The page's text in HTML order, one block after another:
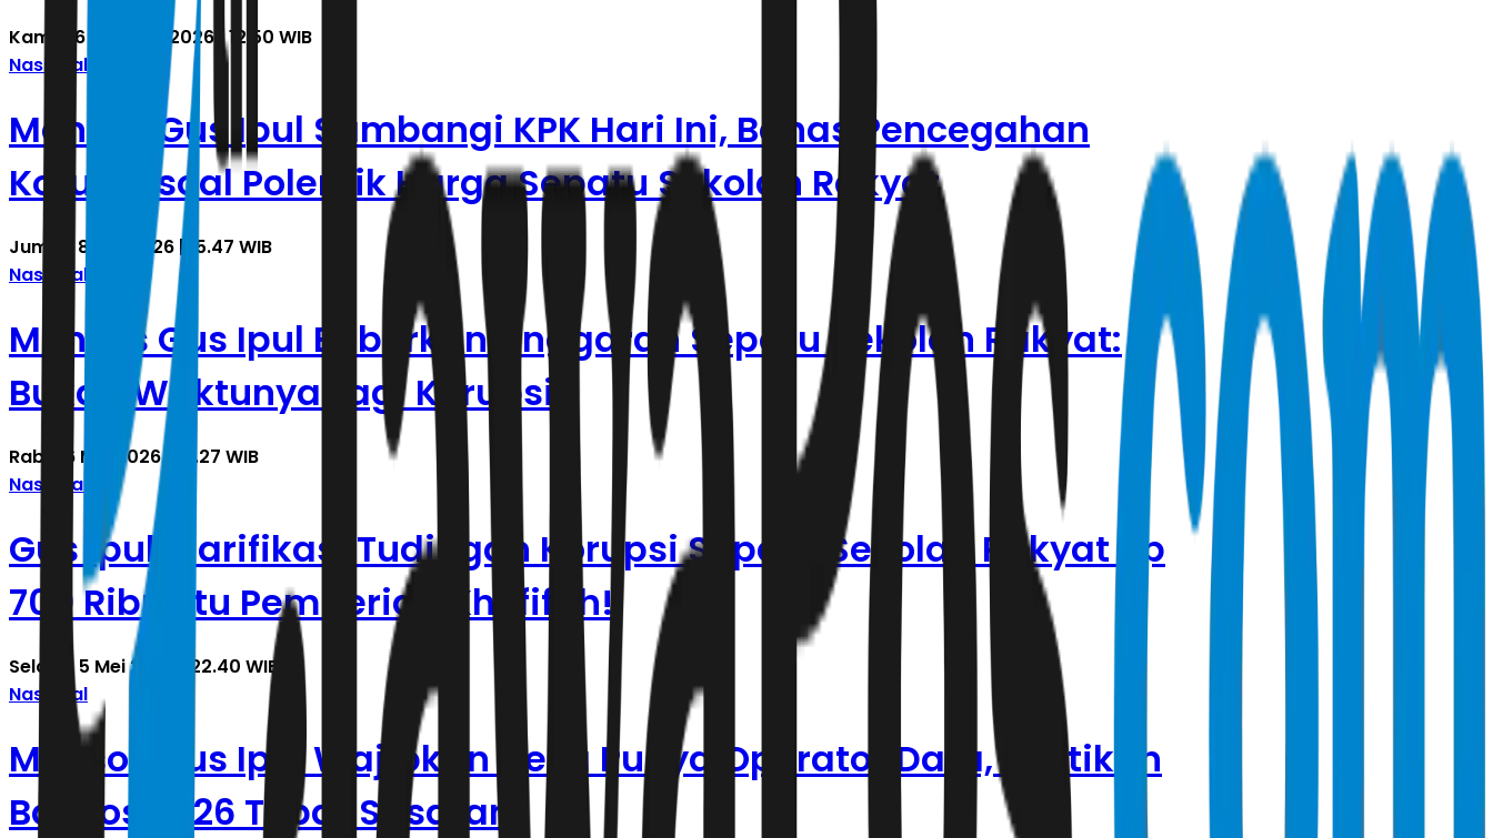
Kamis, 6 Agustus 2026 | 12.50 WIB
Nasional
Mensos Gus Ipul Sambangi KPK Hari Ini, Bahas Pencegahan
Korupsi soal Polemik Harga Sepatu Sekolah Rakyat
Jumat, 8 Mei 2026 | 15.47 WIB
Nasional
Mensos Gus Ipul Beberkan Anggaran Sepatu Sekolah Rakyat:
Bukan Waktunya Lagi Korupsi
Rabu, 6 Mei 2026 | 01.27 WIB
Nasional
Gus Ipul Klarifikasi Tudingan Korupsi Sepatu Sekolah Rakyat Rp
700 Ribu: Itu Pemberian Khofifah!
Selasa, 5 Mei 2026 | 22.40 WIB
Nasional
Mensos Gus Ipul Wajibkan Desa Punya Operator Data, Pastikan
Bansos 2026 Tepat Sasaran